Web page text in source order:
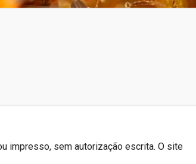
impresso, sem autorização escrita. O site